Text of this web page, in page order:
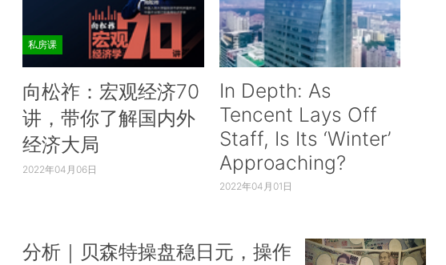
私房课
向松祚：宏观经济70
讲，带你了解国内外
经济大局
2022年04月06日
In Depth: As
Tencent Lays Off
Staff, Is Its ‘Winter’
Approaching?
2022年04月01日
分析｜贝森特操盘稳日元，操作